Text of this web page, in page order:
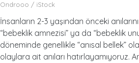
Ondrooo / iStock
İnsanların 2-3 yaşından önceki
“bebeklik amnezisi” ya da “bebeklik
döneminde genellikle “anısal bellek”
olaylara ait anıları hatırlayamıyoruz.